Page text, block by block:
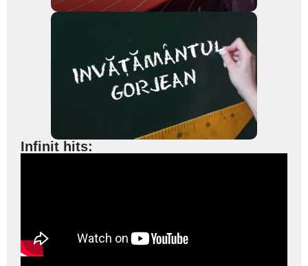
Infinit hits: